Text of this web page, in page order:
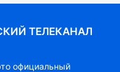
ТЕЛЕКАНАЛ
официальный